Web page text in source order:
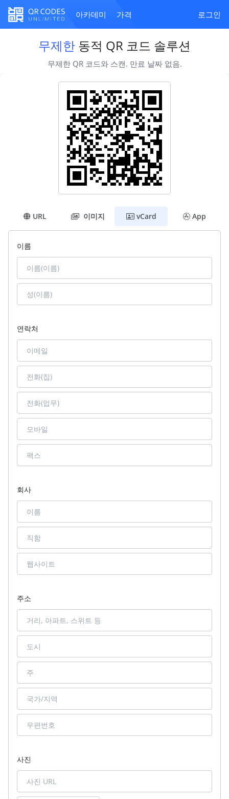
아카데미 가격 로그인
무제한 동적 QR 코드 솔루션
무제한 QR 코드와 스캔. 만료 날짜 없음.
URL 이미지 vCard App
이름
연락처
회사
주소
사진